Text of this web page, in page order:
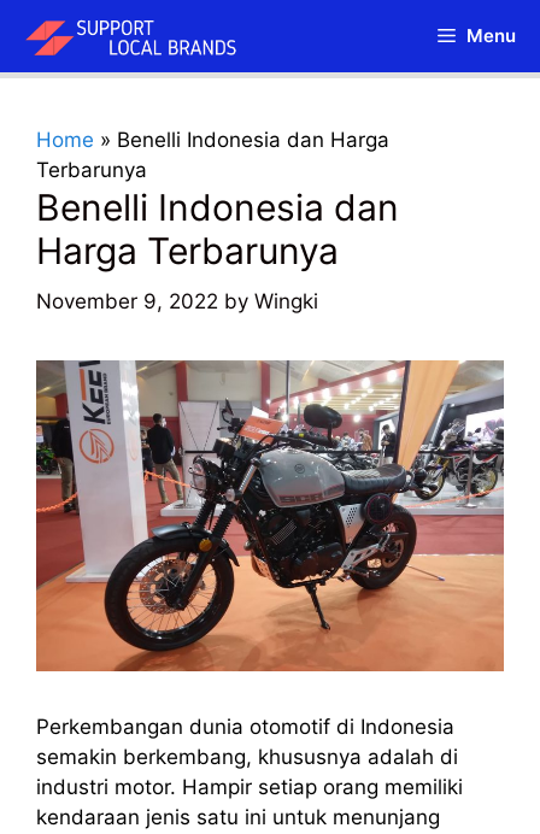
content
Menu
Home » Benelli Indonesia dan Harga
Terbarunya
Benelli Indonesia dan
Harga Terbarunya
November 9, 2022 by Wingki
Perkembangan dunia otomotif di Indonesia
semakin berkembang, khususnya adalah di
industri motor. Hampir setiap orang memiliki
kendaraan jenis satu ini untuk menunjang